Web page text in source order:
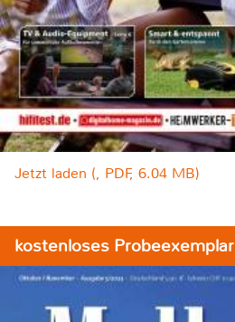
Jetzt laden (, PDF, 6.04 MB)
kostenloses Probeexemplar